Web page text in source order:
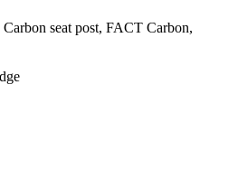
seat post, FACT Carbon,